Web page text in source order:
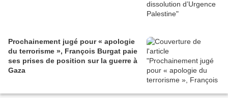
Prochainement jugé pour « apologie
du terrorisme », François Burgat paie
ses prises de position sur la guerre à
Gaza